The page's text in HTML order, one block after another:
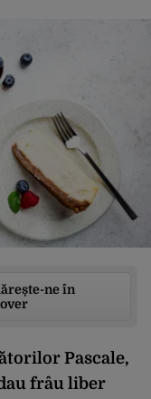
ne în
Pascale,
frâu liber